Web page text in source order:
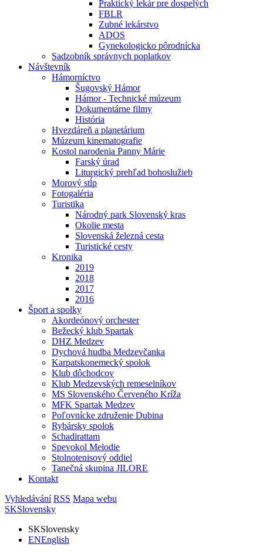
Praktický lekár pre dospelých
FBLR
Zubné lekárstvo
ADOS
Gynekologicko pôrodnícka
Sadzobník správnych poplatkov
Návštevník
Hámorníctvo
Šugovský Hámor
Hámor - Technické múzeum
Dokumentárne filmy
História
Hvezdáreň a planetárium
Múzeum kinematografie
Kostol narodenia Panny Márie
Farský úrad
Liturgický prehľad bohoslužieb
Morový stĺp
Fotogaléria
Turistika
Národný park Slovenský kras
Okolie mesta
Slovenská železná cesta
Turistické cesty
Kronika
2019
2018
2017
2016
Šport a spolky
Akordeónový orchester
Bežecký klub Spartak
DHZ Medzev
Dychová hudba Medzevčanka
Karpatskonemecký spolok
Klub dôchodcov
Klub Medzevských remeselníkov
MS Slovenského Červeného Kríža
MFK Spartak Medzev
Poľovnícke združenie Dubina
Rybársky spolok
Schadirattam
Spevokol Melodie
Stolnotenisový oddiel
Tanečná skupina JILORE
Kontakt
Vyhledávání RSS Mapa webu
SKSlovensky
SKSlovensky
ENEnglish